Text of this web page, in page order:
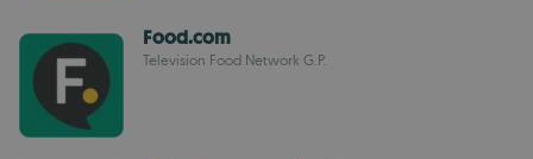
Food.com
Television Food Network G.P.